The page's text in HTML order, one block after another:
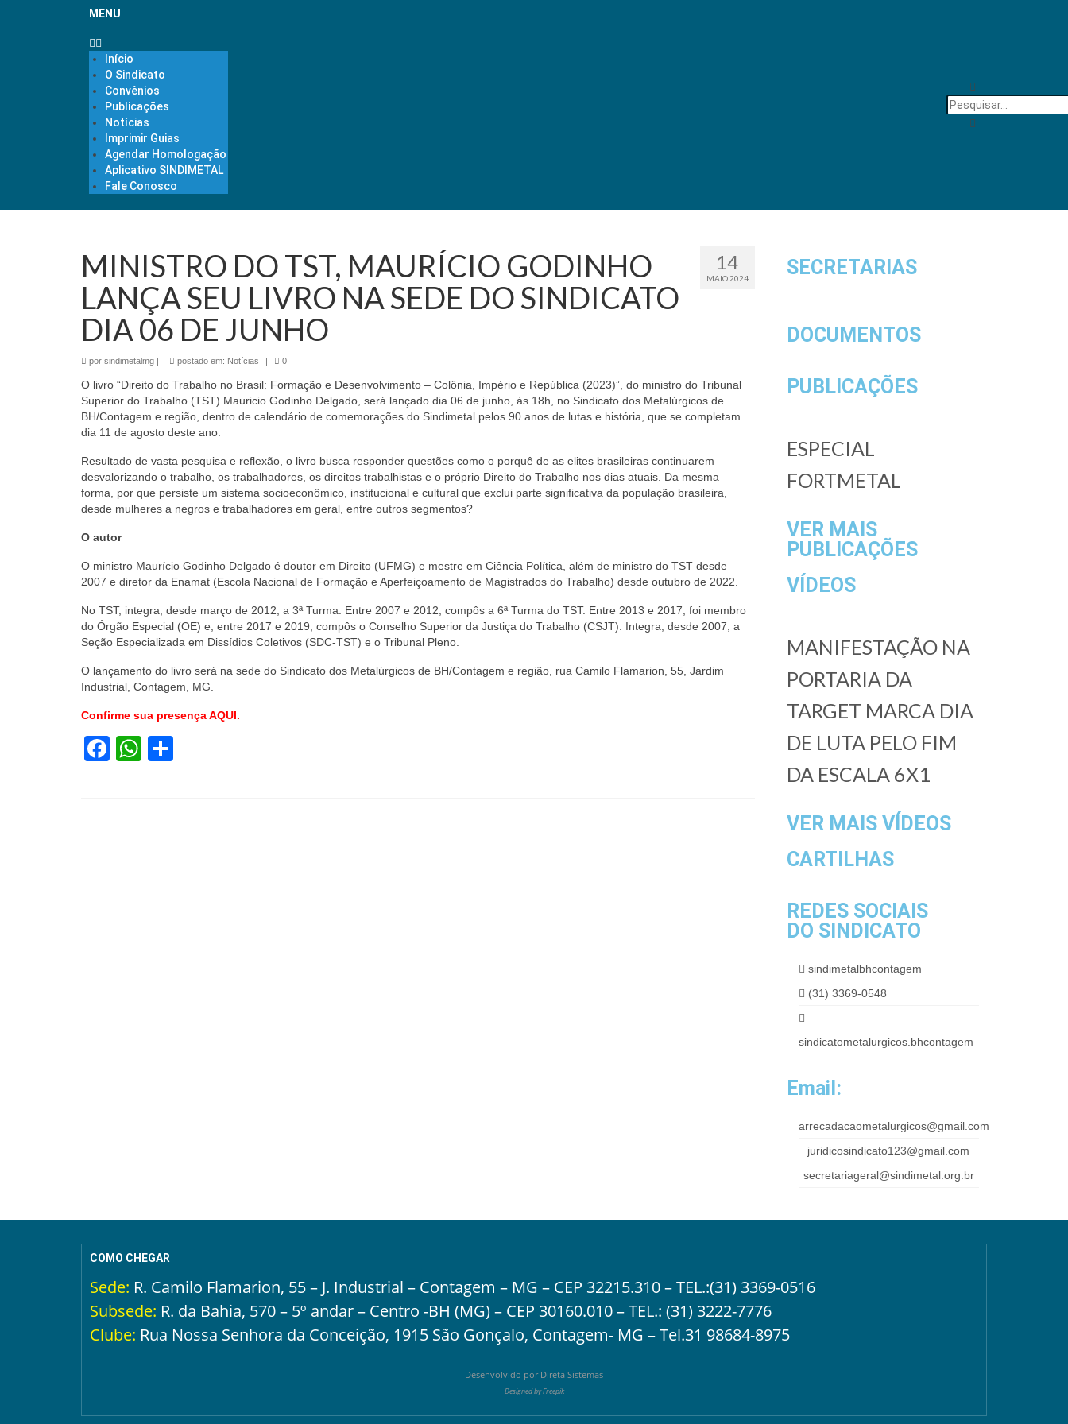
MENU
Início
O Sindicato
Convênios
Publicações
Notícias
Imprimir Guias
Agendar Homologação
Aplicativo SINDIMETAL
Fale Conosco
14
MAIO 2024
MINISTRO DO TST, MAURÍCIO GODINHO
LANÇA SEU LIVRO NA SEDE DO SINDICATO
DIA 06 DE JUNHO
por sindimetalmg | postado em: Notícias | 0
O livro “Direito do Trabalho no Brasil: Formação e Desenvolvimento – Colônia, Império e República (2023)”, do ministro do Tribunal
Superior do Trabalho (TST) Mauricio Godinho Delgado, será lançado dia 06 de junho, às 18h, no Sindicato dos Metalúrgicos de
BH/Contagem e região, dentro de calendário de comemorações do Sindimetal pelos 90 anos de lutas e história, que se completam
dia 11 de agosto deste ano.
Resultado de vasta pesquisa e reflexão, o livro busca responder questões como o porquê de as elites brasileiras continuarem
desvalorizando o trabalho, os trabalhadores, os direitos trabalhistas e o próprio Direito do Trabalho nos dias atuais. Da mesma
forma, por que persiste um sistema socioeconômico, institucional e cultural que exclui parte significativa da população brasileira,
desde mulheres a negros e trabalhadores em geral, entre outros segmentos?
O autor
O ministro Maurício Godinho Delgado é doutor em Direito (UFMG) e mestre em Ciência Política, além de ministro do TST desde
2007 e diretor da Enamat (Escola Nacional de Formação e Aperfeiçoamento de Magistrados do Trabalho) desde outubro de 2022.
No TST, integra, desde março de 2012, a 3ª Turma. Entre 2007 e 2012, compôs a 6ª Turma do TST. Entre 2013 e 2017, foi membro
do Órgão Especial (OE) e, entre 2017 e 2019, compôs o Conselho Superior da Justiça do Trabalho (CSJT). Integra, desde 2007, a
Seção Especializada em Dissídios Coletivos (SDC-TST) e o Tribunal Pleno.
O lançamento do livro será na sede do Sindicato dos Metalúrgicos de BH/Contagem e região, rua Camilo Flamarion, 55, Jardim
Industrial, Contagem, MG.
Confirme sua presença AQUI.
Facebook
WhatsApp
SECRETARIAS
DOCUMENTOS
PUBLICAÇÕES
ESPECIAL
FORTMETAL
VER MAIS
PUBLICAÇÕES
VÍDEOS
MANIFESTAÇÃO NA
PORTARIA DA
TARGET MARCA DIA
DE LUTA PELO FIM
DA ESCALA 6X1
VER MAIS VÍDEOS
CARTILHAS
REDES SOCIAIS
DO SINDICATO
sindimetalbhcontagem
(31) 3369-0548
sindicatometalurgicos.bhcontagem
Email:
arrecadacaometalurgicos@gmail.com
juridicosindicato123@gmail.com
secretariageral@sindimetal.org.br
COMO CHEGAR
Sede: R. Camilo Flamarion, 55 – J. Industrial – Contagem – MG – CEP 32215.310 – TEL.:(31) 3369-0516
Subsede: R. da Bahia, 570 – 5º andar – Centro -BH (MG) – CEP 30160.010 – TEL.: (31) 3222-7776
Clube: Rua Nossa Senhora da Conceição, 1915 São Gonçalo, Contagem- MG – Tel.31 98684-8975
Desenvolvido por Direta Sistemas
Designed by Freepik